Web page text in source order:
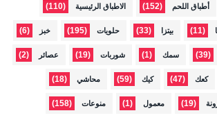
أطباق اللحم (152) الاطباق الرئيسية (110)
(11) بيتزا (33) حلويات (195) خبز (6)
(39) سمك (1) شوربات (19) عصائر (2)
كعك (47) كيك (59) محاشي (18)
(19) معمول (1) منوعات (158)